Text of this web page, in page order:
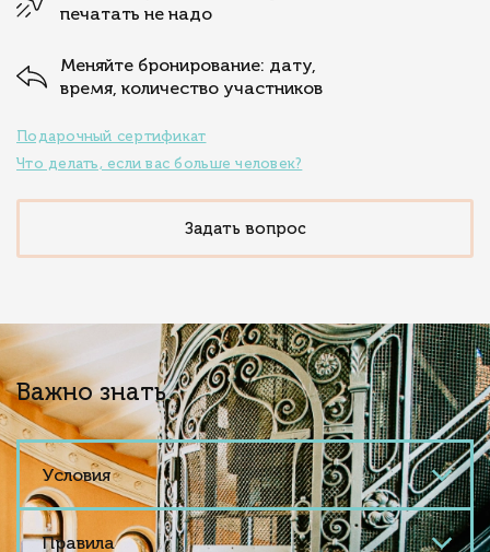
печатать не надо
Меняйте бронирование: дату,
время, количество участников
Подарочный сертификат
Что делать, если вас больше человек?
Задать вопрос
Важно знать
Условия
Правила